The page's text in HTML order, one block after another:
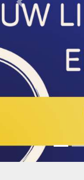
Previous